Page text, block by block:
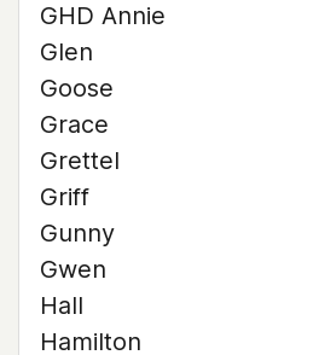
GHD Annie
Glen
Goose
Grace
Grettel
Griff
Gunny
Gwen
Hall
Hamilton